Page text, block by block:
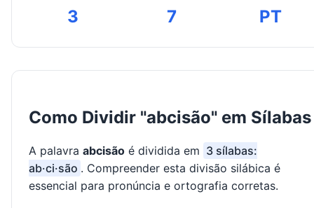
3 7 PT
Como Dividir "abcisão" em Sílabas
A palavra abcisão é dividida em 3 sílabas:
ab·ci·são . Compreender esta divisão silábica é
essencial para pronúncia e ortografia corretas.